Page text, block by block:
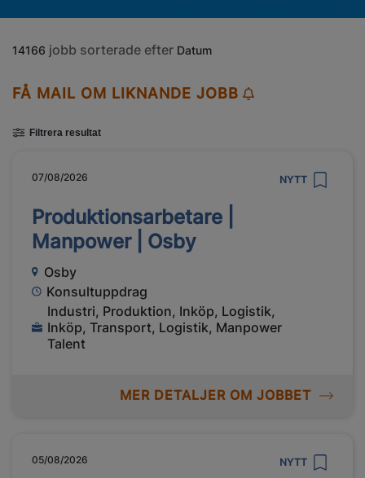
14166 jobb sorterade efter Datum
Filtrera resultat
FÅ MAIL OM LIKNANDE JOBB
07/08/2026 NYTT
Produktionsarbetare |
Manpower | Osby
Osby
Konsultuppdrag
Industri, Produktion, Inköp, Logistik,
Inköp, Transport, Logistik, Manpower
Talent
MER DETALJER OM JOBBET
05/08/2026 NYTT